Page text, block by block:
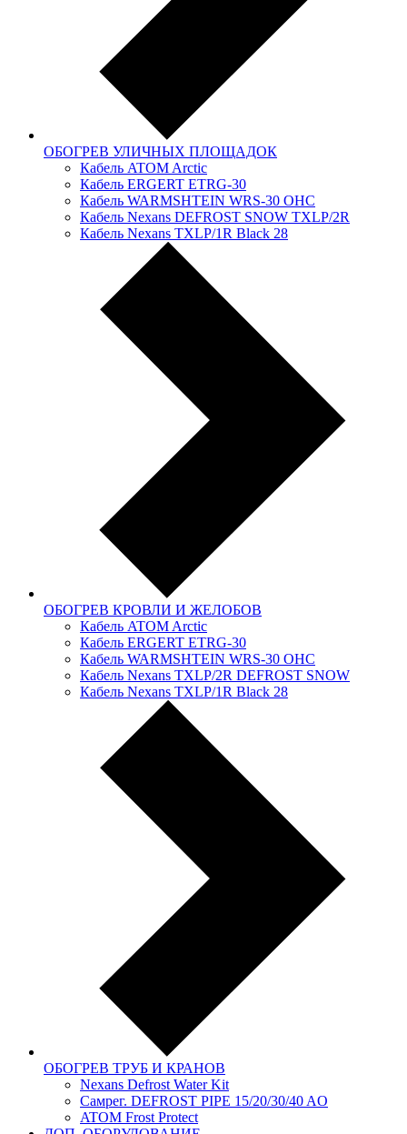
ОБОГРЕВ УЛИЧНЫХ ПЛОЩАДОК
Кабель ATOM Arctic
Кабель ERGERT ETRG-30
Кабель WARMSHTEIN WRS-30 OHC
Кабель Nexans DЕFRОSТ SNOW TXLР/2R
Кабель Nexans TXLP/1R Black 28
ОБОГРЕВ КРОВЛИ И ЖЕЛОБОВ
Кабель ATOM Arctic
Кабель ERGERT ETRG-30
Кабель WARMSHTEIN WRS-30 OHC
Кабель Nexans TXLP/2R DEFROST SNOW
Кабель Nexans TXLP/1R Black 28
ОБОГРЕВ ТРУБ И КРАНОВ
Nexans Defrost Water Kit
Самрег. DEFROST PIPE 15/20/30/40 AO
ATOM Frost Protect